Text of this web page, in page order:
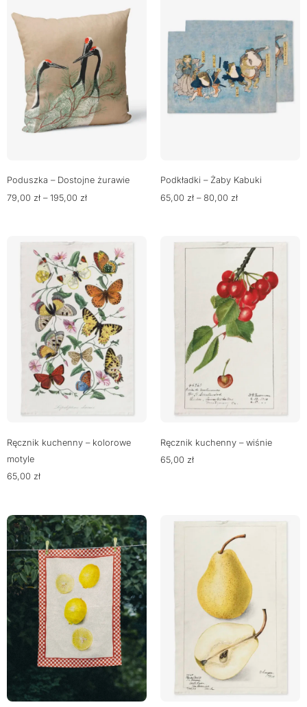
Poduszka – Dostojne żurawie
79,00 zł – 195,00 zł
Podkładki – Żaby Kabuki
65,00 zł – 80,00 zł
Ręcznik kuchenny – kolorowe
motyle
65,00 zł
Ręcznik kuchenny – wiśnie
65,00 zł